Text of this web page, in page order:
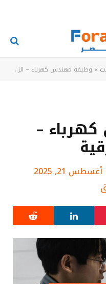
» وظيفة مهندس كهرباء – الزقازيق – الشرقية
–
أغسطس 21, 2025